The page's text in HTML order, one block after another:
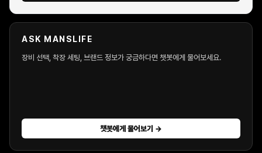
ASK MANSLIFE
장비 선택, 착장 세팅, 브랜드 정보가 궁금하다면 챗봇에게 물어보세요.
챗봇에게 물어보기 →